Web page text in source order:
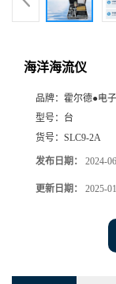
海洋海流仪
品牌： 霍尔德●电子
型号： 台
货号： SLC9-2A
发布日期： 2024-
更新日期： 2025-